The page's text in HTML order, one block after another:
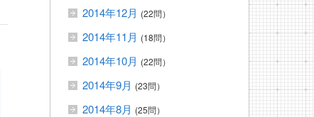
2014年12月 (22問）
2014年11月 (18問）
2014年10月 (22問）
2014年9月 (23問）
2014年8月 (25問）